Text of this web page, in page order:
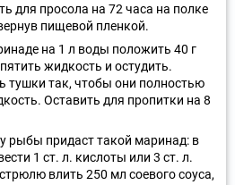
для просола на 72 часа на полке
пищевой пленкой.
на 1 л воды положить 40 г
жидкость и остудить.
тушки так, чтобы они полностью
Оставить для пропитки на 8
рыбы придаст такой маринад: в
1 ст. л. кислоты или 3 ст. л.
влить 250 мл соевого соуса,